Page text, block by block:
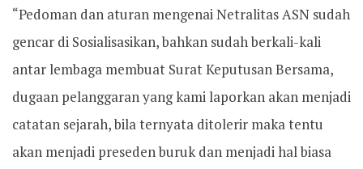
“Pedoman dan aturan mengenai Netralitas ASN sudah
gencar di Sosialisasikan, bahkan sudah berkali-kali
antar lembaga membuat Surat Keputusan Bersama,
dugaan pelanggaran yang kami laporkan akan menjadi
catatan sejarah, bila ternyata ditolerir maka tentu
akan menjadi preseden buruk dan menjadi hal biasa